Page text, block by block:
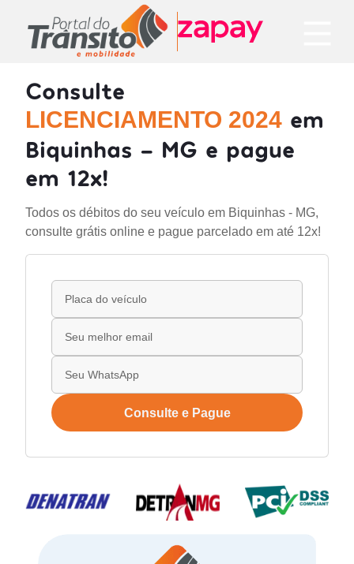
Consulte
LICENCIAMENTO 2024 em
Biquinhas - MG e pague
em 12x!
Todos os débitos do seu veículo em Biquinhas - MG,
consulte grátis online e pague parcelado em até 12x!
Consulte e Pague